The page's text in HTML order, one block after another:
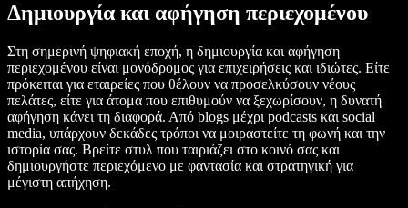
Δημιουργία και αφήγηση περιεχομένου
Στη σημερινή ψηφιακή εποχή, η δημιουργία και αφήγηση
περιεχομένου είναι μονόδρομος για επιχειρήσεις και ιδιώτες. Είτε
πρόκειται για εταιρείες που θέλουν να προσελκύσουν νέους
πελάτες, είτε για άτομα που επιθυμούν να ξεχωρίσουν, η δυνατή
αφήγηση κάνει τη διαφορά. Από blogs μέχρι podcasts και social
media, υπάρχουν δεκάδες τρόποι να μοιραστείτε τη φωνή και την
ιστορία σας. Βρείτε στυλ που ταιριάζει στο κοινό σας και
δημιουργήστε περιεχόμενο με φαντασία και στρατηγική για
μέγιστη απήχηση.